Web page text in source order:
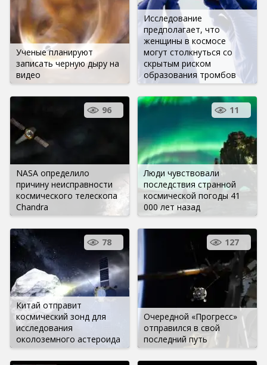
Ученые планируют
записать черную дыру на
видео
Исследование
предполагает, что
женщины в космосе
могут столкнуться со
скрытым риском
образования тромбов
NASA определило
причину неисправности
космического телескопа
Chandra
96
Люди чувствовали
последствия странной
космической погоды 41
000 лет назад
11
Китай отправит
космический зонд для
исследования
околоземного астероида
78
Очередной «Прогресс»
отправился в свой
последний путь
127